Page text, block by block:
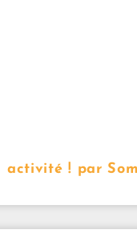
activité ! par Som